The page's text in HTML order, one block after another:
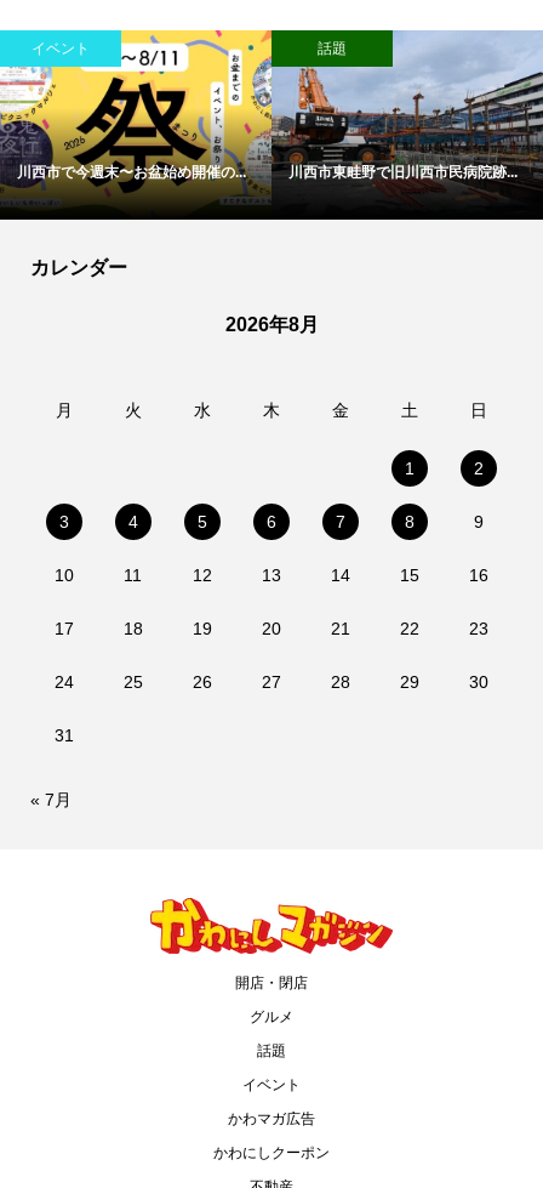
イベント
川西市で今週末〜お盆始め開催の...
話題
川西市東畦野で旧川西市民病院跡...
カレンダー
2026年8月
月 火 水 木 金 土 日
1 2
3 4 5 6 7 8 9
10 11 12 13 14 15 16
17 18 19 20 21 22 23
24 25 26 27 28 29 30
31
« 7月
開店・閉店
グルメ
話題
イベント
かわマガ広告
かわにしクーポン